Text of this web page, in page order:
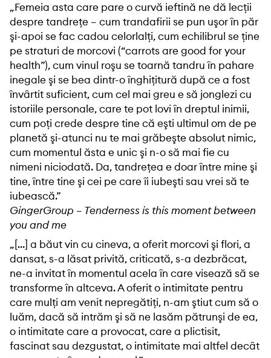
„Femeia asta care pare o curvă ieftină ne dă lecţii
despre tandreţe – cum trandafirii se pun uşor în păr
şi-apoi se fac cadou celorlalţi, cum echilibrul se ţine
pe straturi de morcovi (“carrots are good for your
health”), cum vinul roşu se toarnă tandru în pahare
inegale şi se bea dintr-o înghiţitură după ce a fost
învârtit suficient, cum cel mai greu e să jonglezi cu
istoriile personale, care te pot lovi în dreptul inimii,
cum poţi crede despre tine că eşti ultimul om de pe
planetă şi-atunci nu te mai grăbeşte absolut nimic,
cum momentul ăsta e unic şi n-o să mai fie cu
nimeni niciodată. Da, tandreţea e doar între mine şi
tine, între tine şi cei pe care îi iubeşti sau vrei să te
iubească.”
GingerGroup – Tenderness is this moment between
you and me
„[…] a băut vin cu cineva, a oferit morcovi şi flori, a
dansat, s-a lăsat privită, criticată, s-a dezbrăcat,
ne-a invitat în momentul acela în care visează să se
transforme în altceva. A oferit o intimitate pentru
care mulţi am venit nepregătiţi, n-am ştiut cum să o
luăm, dacă să intrăm şi să ne lasăm pătrunşi de ea,
o intimitate care a provocat, care a plictisit,
fascinat sau dezgustat, o intimitate mai altfel decât